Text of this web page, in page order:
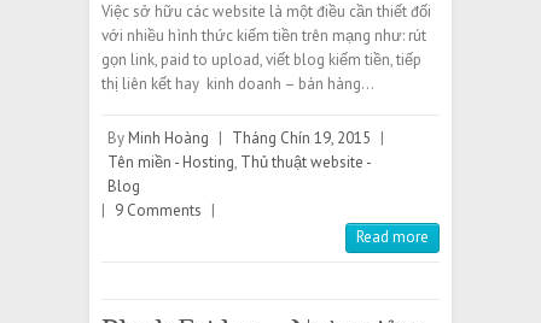
Việc sở hữu các website là một điều cần thiết đối
với nhiều hình thức kiếm tiền trên mạng như: rút
gọn link, paid to upload, viết blog kiếm tiền, tiếp
thị liên kết hay kinh doanh – bán hàng…
By Minh Hoàng | Tháng Chín 19, 2015 |
Tên miền - Hosting, Thủ thuật website -
Blog
| 9 Comments |
Read more